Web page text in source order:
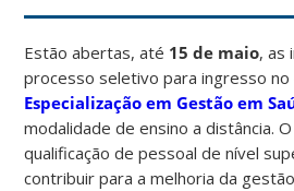
Estão abertas, até 15 de maio, as
processo seletivo para ingresso no
Especialização em Gestão em
modalidade de ensino a distância.
qualificação de pessoal de nível
contribuir para a melhoria da